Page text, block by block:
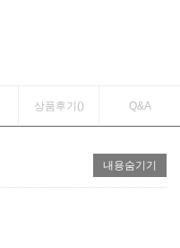
상품후기() Q&A
내용숨기기